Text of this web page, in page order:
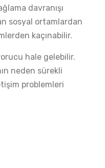
davranışı
sosyal ortamlardan
kaçınabilir.
hale gelebilir.
neden sürekli
problemleri